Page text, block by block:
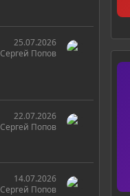
25.07.2026
Сергей Попов
22.07.2026
Сергей Попов
14.07.2026
Сергей Попов